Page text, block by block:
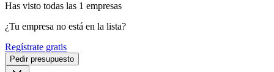
Has visto todas las 1 empresas
¿Tu empresa no está en la lista?
Regístrate gratis
Pedir presupuesto